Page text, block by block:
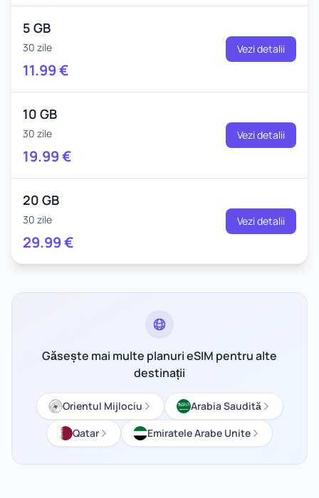
5 GB
30 zile
11.99€
Vezi detalii
10 GB
30 zile
19.99€
Vezi detalii
20 GB
30 zile
29.99€
Vezi detalii
Găsește mai multe planuri eSIM pentru alte
destinații
Orientul Mijlociu
Arabia Saudită
Qatar
Emiratele Arabe Unite